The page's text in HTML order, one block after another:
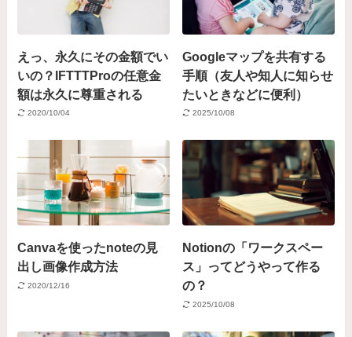
えっ、永久にその金額でい
いの？IFTTTProの任意金
額は永久に尊重される
2020/10/04
Googleマップを共有する
手順（友人や知人に知らせ
たいときなどに便利）
2025/10/08
Canvaを使ったnoteの見
出し画像作成方法
2020/12/16
Notionの「ワークスペー
ス」ってどうやって作る
の？
2025/10/08